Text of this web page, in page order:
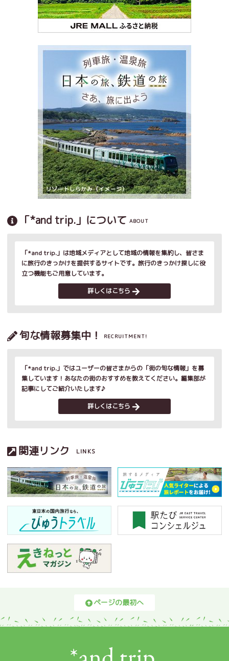
「*and trip.」について ABOUT
「*and trip.」は地域メディアとして地域の情報を集約し、皆さま
に旅行のきっかけを提供するサイトです。旅行のきっかけ探しに役
立つ機能もご用意しています。
詳しくはこちら
旬な情報募集中！ RECRUITMENT!
「*and trip.」ではユーザーの皆さまからの「街の旬な情報」を募
集しています！あなたの街のおすすめを教えてください。編集部が
記事にしてご紹介いたします♪
詳しくはこちら
関連リンク LINKS
ページの最初へ